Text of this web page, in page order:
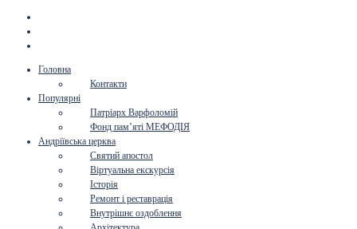
Головна
Контакти
Популярні
Патріарх Варфоломій
Фонд пам’яті МЕФОДІЯ
Андріївська церква
Святий апостол
Віртуальна екскурсія
Історія
Ремонт і реставрація
Внутрішнє оздоблення